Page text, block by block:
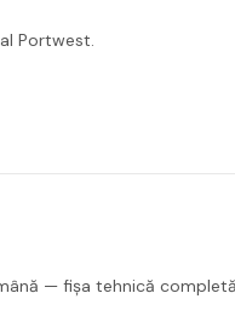
Portwest.
— fișa tehnică